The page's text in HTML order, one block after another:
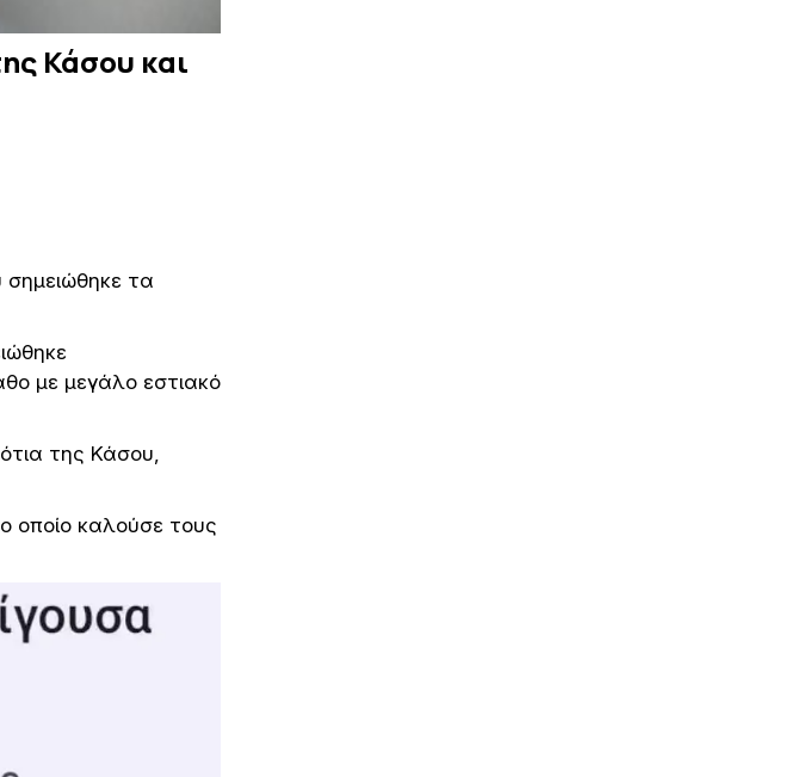
Κάσου και
σημειώθηκε τα
με μεγάλο εστιακό
της Κάσου,
οποίο καλούσε τους